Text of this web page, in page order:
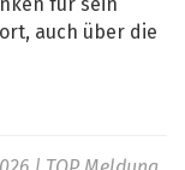
für sein
auch über die